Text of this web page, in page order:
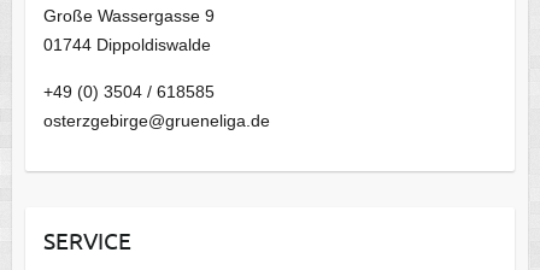
Große Wassergasse 9
01744 Dippoldiswalde
+49 (0) 3504 / 618585
osterzgebirge@grueneliga.de
SERVICE